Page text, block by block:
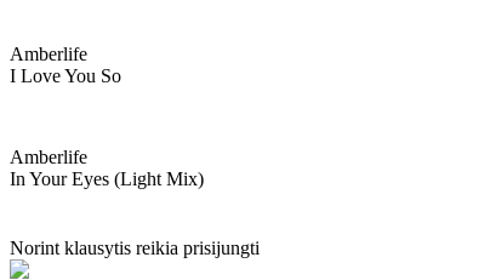
Amberlife
I Love You So
Amberlife
In Your Eyes (light Mix)
Norint klausytis reikia prisijungti